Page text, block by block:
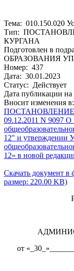
Тема: 010.150.020
Тип:
КУРГАНА
Подготовлен в
ОБРАЗОВАНИЯ
Номер: 437
Дата: 30.01.2023
Статус: Действует
Дата публикации на
Вносит изменения в:
ПОСТАНОВЛЕНИЕ
09.12.2011 N 9097
12" и утверждении
12» в новой
Скачать документ в
размер: 220.00 KB)
от